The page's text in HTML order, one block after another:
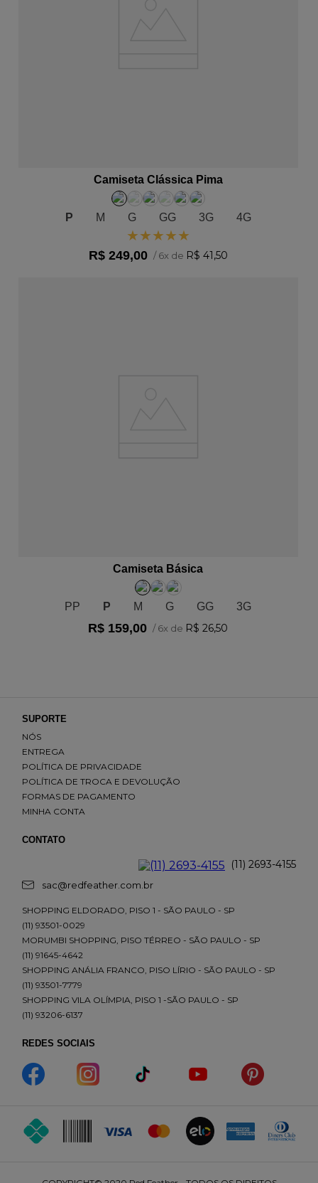
Camiseta Clássica Pima
P M G GG 3G 4G
★★★★★
R$ 249,00 /6x de R$ 41,50
Camiseta Básica
PP P M G GG 3G
R$ 159,00 /6x de R$ 26,50
SUPORTE
NÓS
ENTREGA
POLÍTICA DE PRIVACIDADE
POLÍTICA DE TROCA E DEVOLUÇÃO
FORMAS DE PAGAMENTO
MINHA CONTA
CONTATO
(11) 2693-4155
sac@redfeather.com.br
SHOPPING ELDORADO, PISO 1 - SÃO PAULO - SP
(11) 93501-0029
MORUMBI SHOPPING, PISO TÉRREO - SÃO PAULO - SP
(11) 91645-4642
SHOPPING ANÁLIA FRANCO, PISO LÍRIO - SÃO PAULO - SP
(11) 93501-7779
SHOPPING VILA OLÍMPIA, PISO 1 -SÃO PAULO - SP
(11) 93206-6137
REDES SOCIAIS